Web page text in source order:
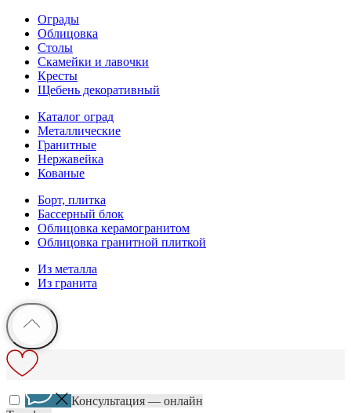
Ограды
Облицовка
Столы
Скамейки и лавочки
Кресты
Щебень декоративный
Каталог оград
Металлические
Гранитные
Нержавейка
Кованые
Борт, плитка
Бассерный блок
Облицовка керамогранитом
Облицовка гранитной плиткой
Из металла
Из гранита
Консультация — онлайн